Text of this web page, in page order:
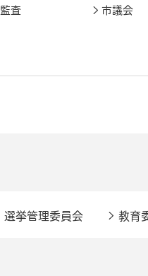
監査 市議会
選挙管理委員会 教育